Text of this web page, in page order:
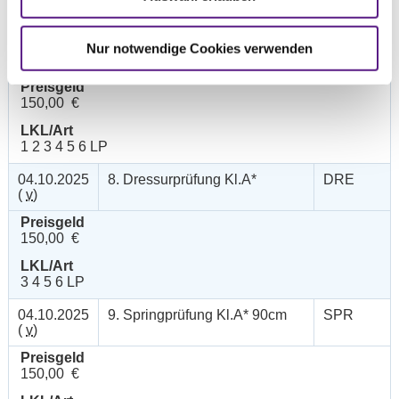
Nur notwendige Cookies verwenden
04.10.2025
7. Komb. Prüfung Kl.A*
Preisgeld
150,00 €
LKL/Art
1 2 3 4 5 6 LP
04.10.2025
( v)
8. Dressurprüfung Kl.A* DRE
Preisgeld
150,00 €
LKL/Art
3 4 5 6 LP
04.10.2025
( v)
9. Springprüfung Kl.A* 90cm SPR
Preisgeld
150,00 €